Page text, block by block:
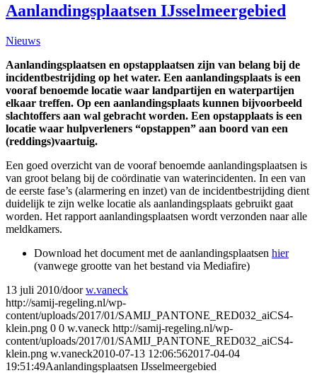
Aanlandingsplaatsen IJsselmeergebied
Nieuws
Aanlandingsplaatsen en opstapplaatsen zijn van belang bij de
incidentbestrijding op het water. Een aanlandingsplaats is een
vooraf benoemde locatie waar landpartijen en waterpartijen
elkaar treffen. Op een aanlandingsplaats kunnen bijvoorbeeld
slachtoffers aan wal gebracht worden. Een opstapplaats is een
locatie waar hulpverleners “opstappen” aan boord van een
(reddings)vaartuig.
Een goed overzicht van de vooraf benoemde aanlandingsplaatsen is
van groot belang bij de coördinatie van waterincidenten. In een van
de eerste fase’s (alarmering en inzet) van de incidentbestrijding dient
duidelijk te zijn welke locatie als aanlandingsplaats gebruikt gaat
worden. Het rapport aanlandingsplaatsen wordt verzonden naar alle
meldkamers.
Download het document met de aanlandingsplaatsen hier
(vanwege grootte van het bestand via Mediafire)
13 juli 2010/doorw.vaneck
http://samij-regeling.nl/wp-
content/uploads/2017/01/SAMIJ_PANTONE_RED032_aiCS4-
klein.png 0 0 w.vaneck http://samij-regeling.nl/wp-
content/uploads/2017/01/SAMIJ_PANTONE_RED032_aiCS4-
klein.png w.vaneck2010-07-13 12:06:562017-04-04
19:51:49Aanlandingsplaatsen IJsselmeergebied